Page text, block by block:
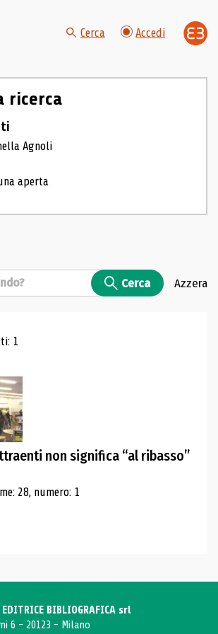
Cerca Accedi
ricerca
Agnoli
aperta
Cerca Azzera
di ricerca
1
non significa “al ribasso”
28, numero: 1
BIBLIOGRAFICA srl
6 - 20123 - Milano